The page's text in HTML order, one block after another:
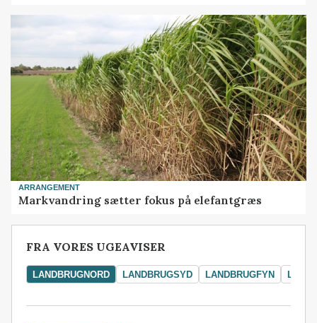
ARRANGEMENT
Markvandring sætter fokus på elefantgræs
FRA VORES UGEAVISER
LANDBRUGNORD LANDBRUGSYD LANDBRUGFYN